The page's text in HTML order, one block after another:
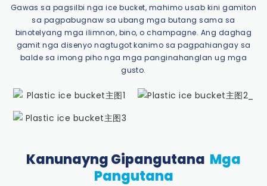
Gawas sa pagsilbi nga ice bucket, mahimo usab kini gamiton
sa pagpabugnaw sa ubang mga butang sama sa
binotelyang mga ilimnon, bino, o champagne. Ang daghag
gamit nga disenyo nagtugot kanimo sa pagpahiangay sa
balde sa imong piho nga mga panginahanglan ug mga
gusto.
Kanunayng Gipangutana Mga
Pangutana